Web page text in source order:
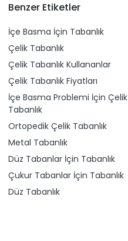
Benzer Etiketler
İçe Basma İçin Tabanlık
Çelik Tabanlık
Çelik Tabanlık Kullananlar
Çelik Tabanlık Fiyatları
İçe Basma Problemi İçin Çelik
Tabanlık
Ortopedik Çelik Tabanlık
Metal Tabanlık
Düz Tabanlar İçin Tabanlık
Çukur Tabanlar İçin Tabanlık
Düz Tabanlık